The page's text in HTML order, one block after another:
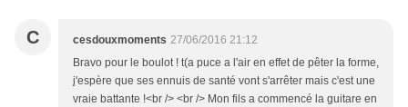
C cesdouxmoments 27/06/2016 21:12
Bravo pour le boulot ! t(a puce a l'air en effet de pêter la forme,
j'espère que ses ennuis de santé vont s'arrêter mais c'est une
vraie battante !<br /> <br /> Mon fils a commencé la guitare en